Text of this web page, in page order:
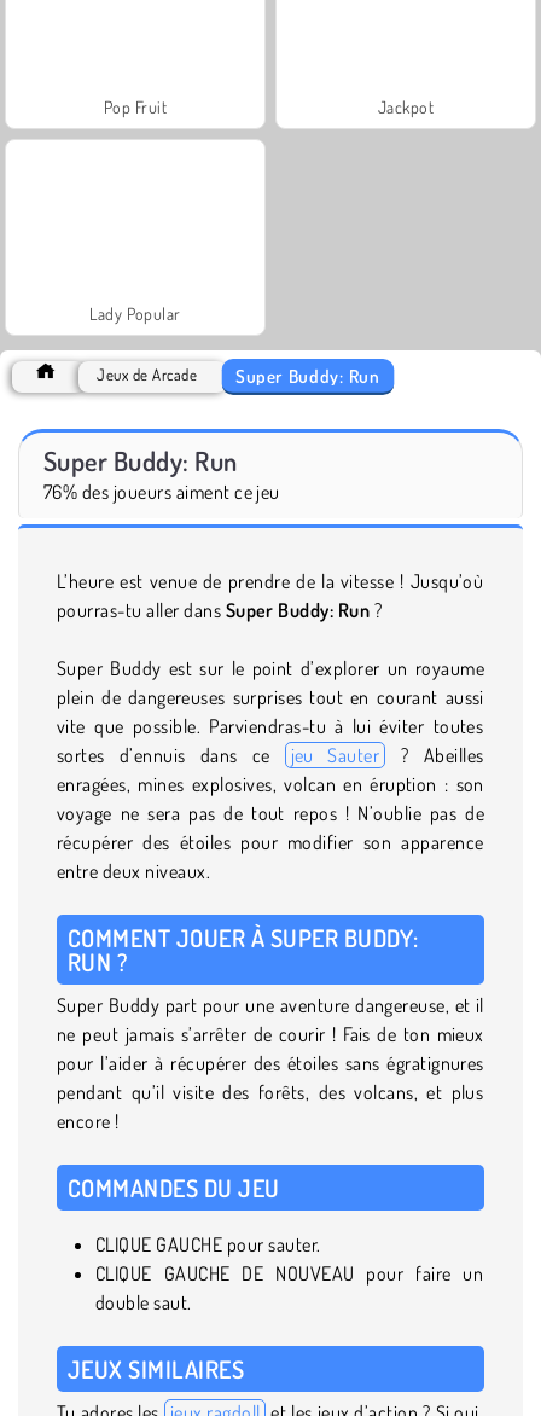
Pop Fruit Jackpot
Lady Popular
Jeux de Arcade Super Buddy: Run
Super Buddy: Run
76% des joueurs aiment ce jeu
L’heure est venue de prendre de la vitesse ! Jusqu’où
pourras-tu aller dans Super Buddy: Run ?
Super Buddy est sur le point d’explorer un royaume
plein de dangereuses surprises tout en courant aussi
vite que possible. Parviendras-tu à lui éviter toutes
sortes d’ennuis dans ce
jeu Sauter
? Abeilles
enragées, mines explosives, volcan en éruption : son
voyage ne sera pas de tout repos ! N’oublie pas de
récupérer des étoiles pour modifier son apparence
entre deux niveaux.
COMMENT JOUER À SUPER BUDDY:
RUN ?
Super Buddy part pour une aventure dangereuse, et il
ne peut jamais s’arrêter de courir ! Fais de ton mieux
pour l’aider à récupérer des étoiles sans égratignures
pendant qu’il visite des forêts, des volcans, et plus
encore !
COMMANDES DU JEU
CLIQUE GAUCHE pour sauter.
CLIQUE GAUCHE DE NOUVEAU pour faire un
double saut.
JEUX SIMILAIRES